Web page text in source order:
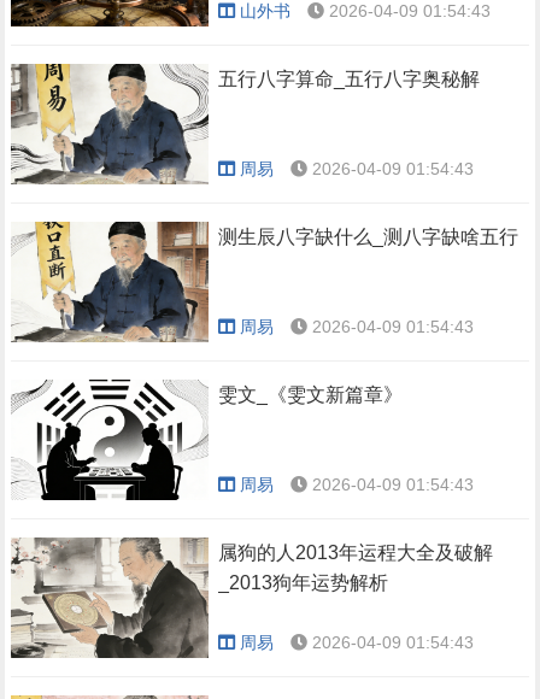
山外书 2026-04-09 01:54:43
五行八字算命_五行八字奥秘解
周易 2026-04-09 01:54:43
测生辰八字缺什么_测八字缺啥五行
周易 2026-04-09 01:54:43
雯文_《雯文新篇章》
周易 2026-04-09 01:54:43
属狗的人2013年运程大全及破解
_2013狗年运势解析
周易 2026-04-09 01:54:43